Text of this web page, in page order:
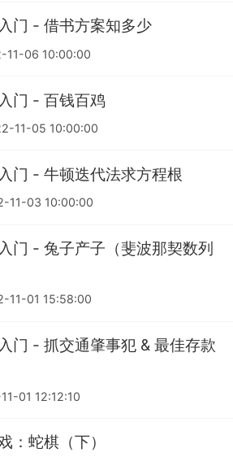
门 - 借书方案知多少
11-06 10:00:00
门 - 百钱百鸡
11-05 10:00:00
门 - 牛顿迭代法求方程根
11-03 10:00:00
门 - 兔子产子（斐波那契数列
11-01 15:58:00
门 - 抓交通肇事犯 & 最佳存款
01 12:12:10
：蛇棋（下）